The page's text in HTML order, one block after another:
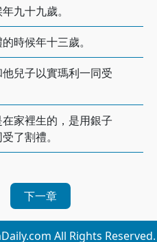
九十九歲。
時候年十三歲。
兒子以實瑪利一同受
家裡生的，是用銀子
了割禮。
下一章
All Rights Reserved.